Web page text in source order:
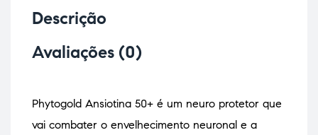
Descrição
Avaliações (0)
Phytogold Ansiotina 50+ é um neuro protetor que
vai combater o envelhecimento neuronal e a